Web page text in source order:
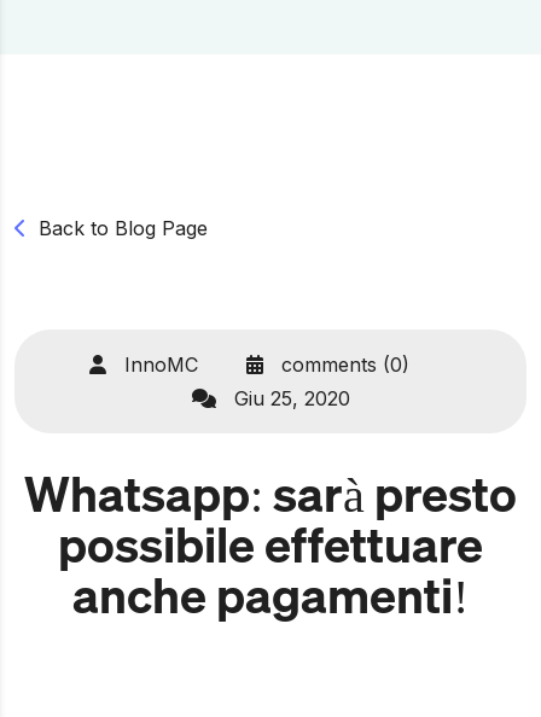
Back to Blog Page
InnoMC
comments (0)
Giu 25, 2020
Whatsapp: sarà presto
possibile effettuare
anche pagamenti!